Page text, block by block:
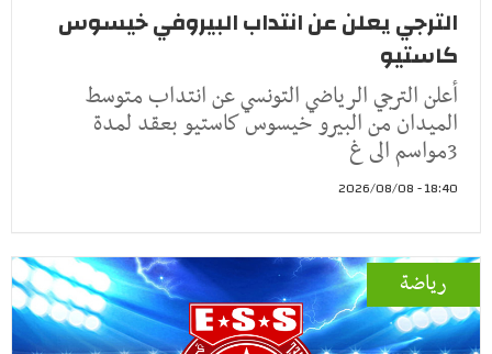
الترجي يعلن عن انتداب البيروفي خيسوس
كاستيو
أعلن الترجي الرياضي التونسي عن انتداب متوسط
الميدان من البيرو خيسوس كاستيو بعقد لمدة
3مواسم الى غ
18:40 - 2026/08/08
رياضة